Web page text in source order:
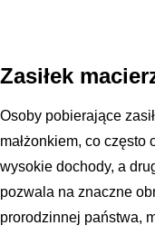
Zasiłek
Osoby pobierające
małżonkiem, co
wysokie dochody, a
pozwala na znaczne
prorodzinnej państwa,